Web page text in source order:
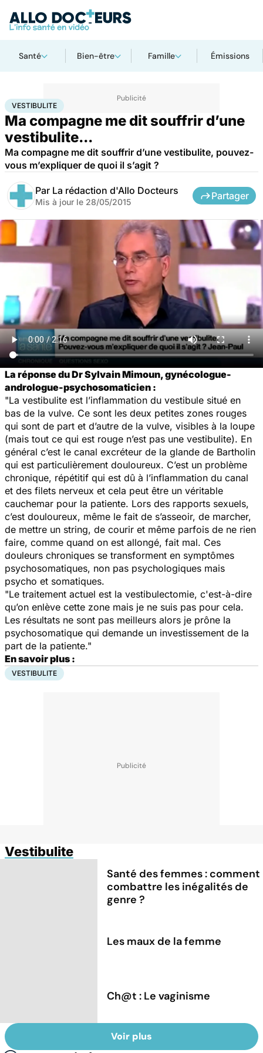
Santé Bien-être Famille Émissions
AccueilSantéVestibulite
VESTIBULITE
Ma compagne me dit souffrir d’une
vestibulite...
Ma compagne me dit souffrir d’une vestibulite, pouvez-
vous m’expliquer de quoi il s’agit ?
Par La rédaction d'Allo Docteurs
Mis à jour le 28/05/2015
Partager
La réponse du Dr Sylvain Mimoun, gynécologue-
andrologue-psychosomaticien :
"La vestibulite est l’inflammation du vestibule situé en
bas de la vulve. Ce sont les deux petites zones rouges
qui sont de part et d’autre de la vulve, visibles à la loupe
(mais tout ce qui est rouge n’est pas une vestibulite). En
général c’est le canal excréteur de la glande de Bartholin
qui est particulièrement douloureux. C’est un problème
chronique, répétitif qui est dû à l’inflammation du canal
et des filets nerveux et cela peut être un véritable
cauchemar pour la patiente. Lors des rapports sexuels,
c’est douloureux, même le fait de s’asseoir, de marcher,
de mettre un string, de courir et même parfois de ne rien
faire, comme quand on est allongé, fait mal. Ces
douleurs chroniques se transforment en symptômes
psychosomatiques, non pas psychologiques mais
psycho et somatiques.
"Le traitement actuel est la vestibulectomie, c'est-à-dire
qu’on enlève cette zone mais je ne suis pas pour cela.
Les résultats ne sont pas meilleurs alors je prône la
psychosomatique qui demande un investissement de la
part de la patiente."
En savoir plus :
VESTIBULITE
Vestibulite
Santé des femmes : comment
combattre les inégalités de
genre ?
Les maux de la femme
Ch@t : Le vaginisme
Voir plus